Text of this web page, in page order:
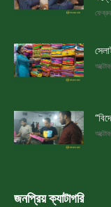
জনপ্রিয় ক্যাটাগরি